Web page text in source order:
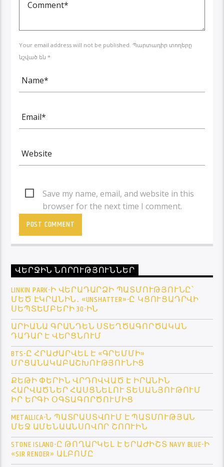
Your email address will not be published. Պարտադիր տողերը
նշված են *
Save my name, email, and website in this
browser for the next time I comment.
ՎԵՐՋԻՆ ՆՈՐՈՒԹՅՈՒՆՆԵՐ
LINKIN PARK-Ի ՎԵՐԱԴԱՐՁԻ ՊԱՏՄՈՒԹՅՈՒՆԸ՝
ՄԵԾ ԷԿՐԱՆԻՆ․ «UNSHATTER»-Ը ԿՑՈՒՑԱԴՐՎԻ
ՍԵՊՏԵՄԲԵՐԻ 30-ԻՆ
ԱՐԻԱՆԱ ԳՐԱՆԴԵՆ ՍՏԵՂԾԱԳՈՐԾԱԿԱՆ
ԴԱԴԱՐ Է ՎԵՐՑՆՈՒՄ
BTS-Ը ՀՐԱԺԱՐՎԵԼ Է «ԳՐԵՄՄԻ»
ՄՐՑԱՆԱԿԱԲԱՇԽՈՒԹՅՈՒՆԻՑ
ՔԵԹԻ ՓԵՐԻՆ ՎՐԴՈՎՎԱԾ Է ԻՐԱՆԻՆ
ՀԱՐՎԱԾՆԵՐ ՀԱՍՑՆԵԼՈՒ ՏԵՍԱՆՅՈՒԹՈՒՄ
ԻՐ ԵՐԳԻ ՕԳՏԱԳՈՐԾՈՒՄԻՑ
METALLICA-Ն ՊԱՏՐԱՍՏՎՈՒՄ Է ՊԱՏՄՈՒԹՅԱՆ
ՄԵՋ ԱՄԵՆԱԱՆՍՈՎՈՐ ՇՈՈՒԻՆ
STONE ISLAND-Ը ԹՈՂԱՐԿԵԼ Է ԵՐԱԺԻՇՏ NAVY BLUE-Ի
«SIR RENDER» ԱԼԲՈՄԸ